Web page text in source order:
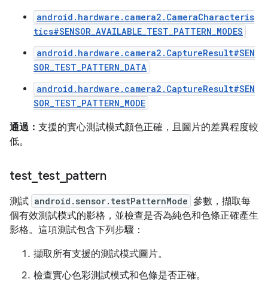
android.hardware.camera2.CameraCharacteris
tics#SENSOR_AVAILABLE_TEST_PATTERN_MODES
android.hardware.camera2.CaptureResult#SEN
SOR_TEST_PATTERN_DATA
android.hardware.camera2.CaptureResult#SEN
SOR_TEST_PATTERN_MODE
通過： 支援的實心測試模式顏色正確，且圖片的差異程度較
低。
test test_ pattern
測試 android.sensor.testPatternMode 參數，擷取每
個有效測試模式的影格，並檢查是否為純色和色條正確產生
影格。這項測試包含下列步驟：
擷取所有支援的測試模式圖片。
檢查實心色彩測試模式和色條是否正確。